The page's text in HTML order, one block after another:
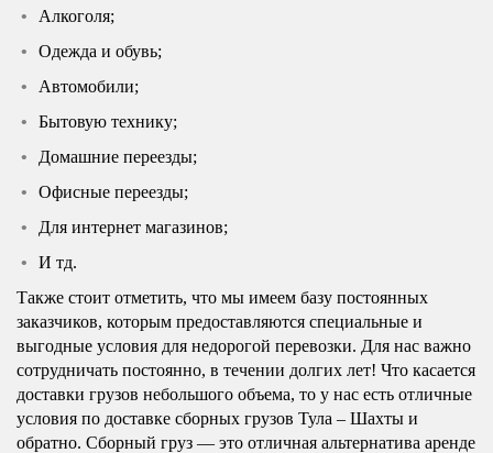
Алкоголя;
Одежда и обувь;
Автомобили;
Бытовую технику;
Домашние переезды;
Офисные переезды;
Для интернет магазинов;
И тд.
Также стоит отметить, что мы имеем базу постоянных
заказчиков, которым предоставляются специальные и
выгодные условия для недорогой перевозки. Для нас важно
сотрудничать постоянно, в течении долгих лет! Что касается
доставки грузов небольшого объема, то у нас есть отличные
условия по доставке сборных грузов Тула – Шахты и
обратно. Сборный груз — это отличная альтернатива аренде